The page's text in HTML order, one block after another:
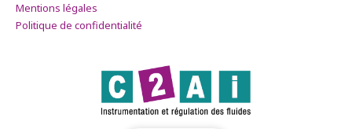
Mentions légales
Politique de confidentialité